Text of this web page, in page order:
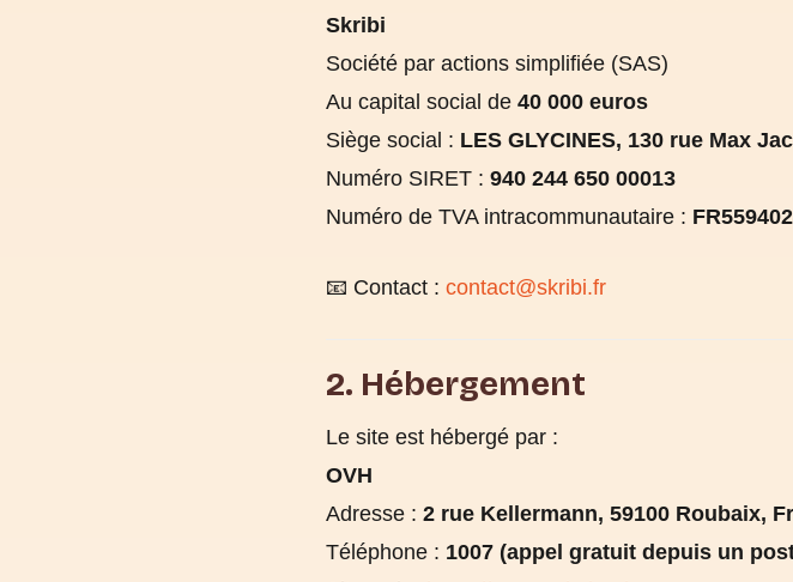
Skribi
Société par actions simplifiée (SAS)
Au capital social de 40 000 euros
Siège social : LES GLYCINES, 130 rue Max
Numéro SIRET : 940 244 650 00013
Numéro de TVA intracommunautaire :
📧 Contact : contact@skribi.fr
2. Hébergement
Le site est hébergé par :
OVH
Adresse : 2 rue Kellermann, 59100 Roubaix,
Téléphone : 1007 (appel gratuit depuis un